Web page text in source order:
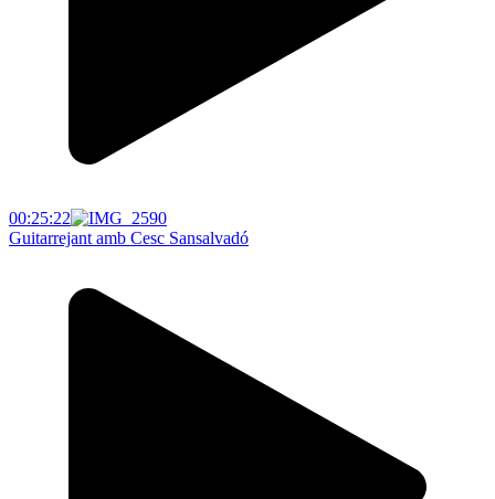
00:25:22
Guitarrejant amb Cesc Sansalvadó